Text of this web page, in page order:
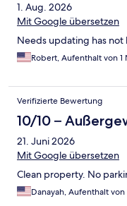
1. Aug. 2026
Mit Google übersetzen
Needs updating has
Robert, Aufenthalt von 1
Verifizierte Bewertung
10/10 –
21. Juni 2026
Mit Google übersetzen
Clean property. No
Danayah, Aufenthalt von